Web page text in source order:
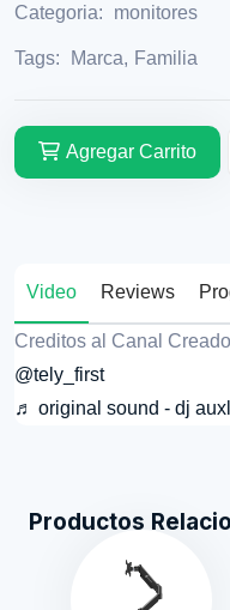
Categoria: monitores
Tags: Marca, Familia
Agregar Carrito
Video Reviews
Creditos al Canal
@tely_first
♬ original sound - dj
Productos